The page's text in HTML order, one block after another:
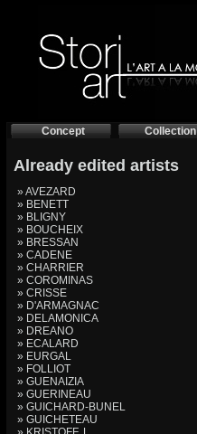
Concept Collection
Already edited artists
» AVEZARD
» BENETT
» BLIGNY
» BOUCHEIX
» BRESSAN
» CADENE
» CHARRIER
» COROMINAS
» CRISSE
» D'ARMAGNAC
» DELAMONICA
» DREANO
» ECALARD
» EURGAL
» FOLLIOT
» GUENAIZIA
» GUERINEAU
» GUICHARD-BUNEL
» GUICHETEAU